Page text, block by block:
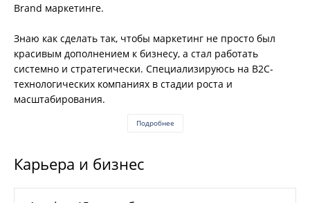
Brand маркетинге.
Знаю как сделать так, чтобы маркетинг не просто был
красивым дополнением к бизнесу, а стал работать
системно и стратегически. Специализируюсь на B2C-
технологических компаниях в стадии роста и
масштабирования.
Подробнее
Карьера и бизнес